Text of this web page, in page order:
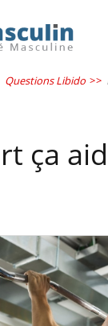
Questions Libido >>
ça